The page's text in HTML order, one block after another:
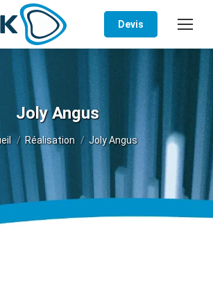
Devis
Joly Angus
êtes ici :Réalisation Joly Angus